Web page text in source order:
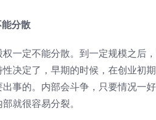
分散
一定不能分散。到一定规模之后
决定了，早期的时候，在创业初
事的。内部会斗争，只要情况一
就很容易分裂。